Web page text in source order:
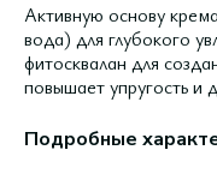
Активную основу
вода) для глубокого
фитосквалан для
повышает упругость и
Подробные